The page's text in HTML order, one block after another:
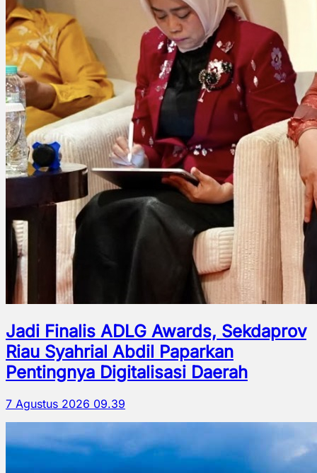
Jadi Finalis ADLG Awards, Sekdaprov
Riau Syahrial Abdil Paparkan
Pentingnya Digitalisasi Daerah
7 Agustus 2026 09.39